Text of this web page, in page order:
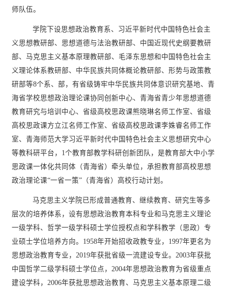
师队伍。
学院下设思想政治教育系、习近平新时代中国特色社会主
义思想教研部、思想道德与法治教研部、中国近现代史纲要教研
部、马克思主义基本原理教研部、毛泽东思想和中国特色社会主
义理论体系教研部、中华民族共同体概论教研部、形势与政策教
研部等8个系、部，有省级铸牢中华民族共同体意识研究基地、青
海省学校思想政治理论课协同创新中心、青海省青少年思想道德
教育研究与培训中心、省级高校思政课熊晓琳名师工作室、省级
高校思政课方立江名师工作室、省级高校思政课李姝睿名师工作
室、青海师范大学习近平新时代中国特色社会主义思想研究中心
等教科研平台，1个教育部教学科研创新团队，是教育部大中小学
思政课一体化共同体（青海省）牵头单位，承担教育部高校思想
政治理论课“一省一策”（青海省）高校行动计划。
马克思主义学院已形成普通教育、继续教育、研究生等多
层次的培养体系，设有思想政治教育本科专业和马克思主义理论
一级学科、哲学一级学科硕士学位授权点和学科教学（思政）专
业硕士学位培养方向。 1958年开始招收政教专业，1997年更名为
思想政治教育专业，2019年获批省级一流建设专业。 2003年获批
中国哲学二级学科硕士学位点，2004年思想政治教育为省级重点
建设学科，2006年获批思想政治教育、马克思主义基本原理二级